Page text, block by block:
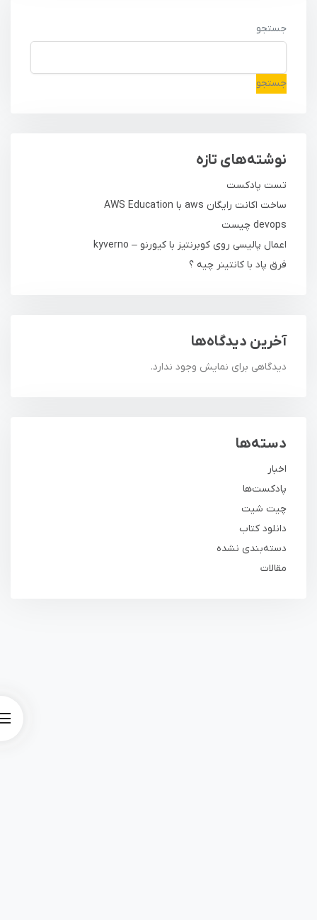
جستجو
جستجو
نوشته‌های تازه
تست پادکست
ساخت اکانت رایگان aws با AWS Education
devops چیست
اعمال پالیسی روی کوبرنتیز با کیورنو – kyverno
فرق پاد با کانتینر چیه ؟
آخرین دیدگاه‌ها
دیدگاهی برای نمایش وجود ندارد.
دسته‌ها
اخبار
پادکست‌ها
چیت شیت
دانلود کتاب
دسته‌بندی نشده
مقالات